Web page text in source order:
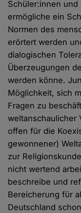
Schüler:innen und
ermögliche ein
Normen des
erörtert werden
dialogischen
Überzeugungen
werden könne.
Möglichkeit, sich
Fragen zu
weltanschaulicher
offen für die
gewonnener)
zur
nicht wertend
beschreibe und
Bereicherung für
Deutschland